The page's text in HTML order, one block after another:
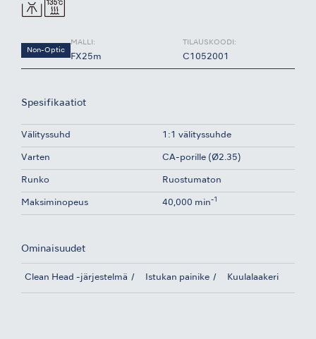
Non-Optic
MALLI:
FX25m
TILAUSKOODI:
C1052001
Spesifikaatiot
Välityssuhd 1:1 välityssuhde
Varten CA-porille (Ø2.35)
Runko Ruostumaton
Maksiminopeus 40,000 min-1
Ominaisuudet
Clean Head -järjestelmä Istukan painike Kuulalaakeri